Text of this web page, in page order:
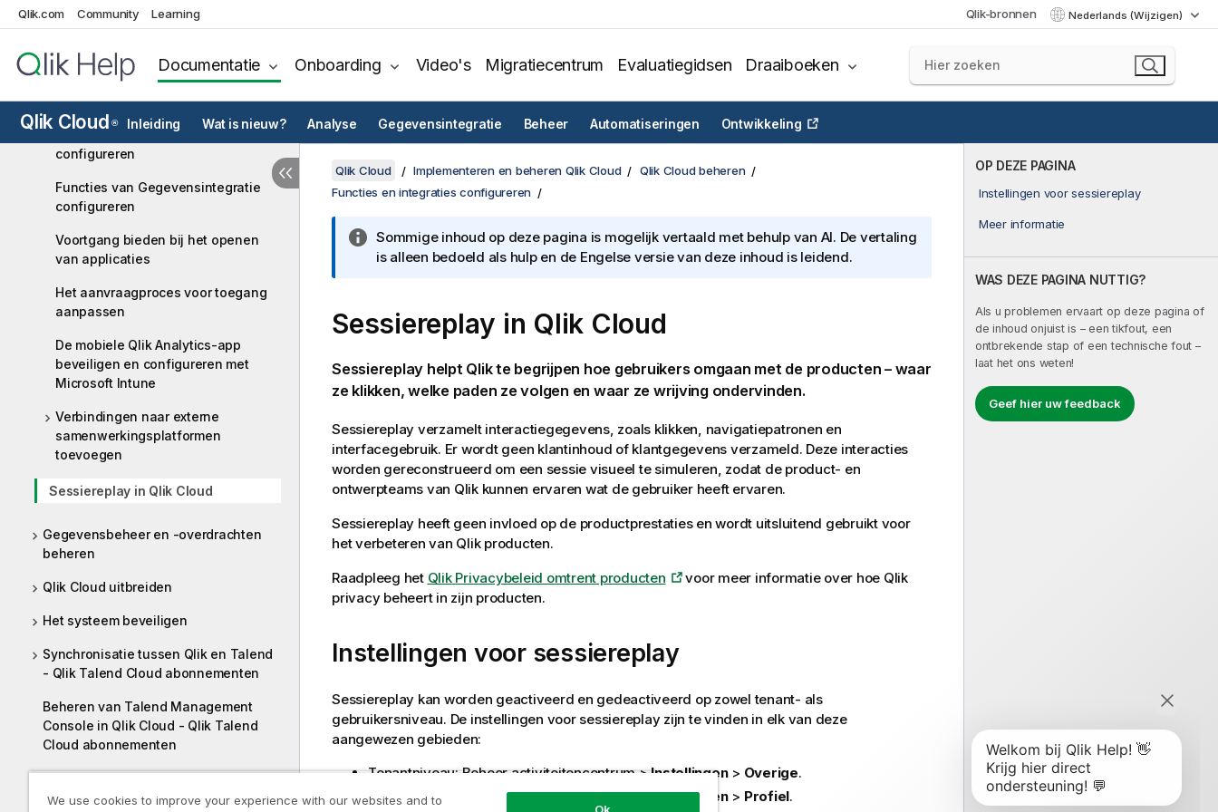
Qlik.com Community Learning Qlik-bronnen Nederlands (Wijzigen)
Documentatie Onboarding Video's Migratiecentrum Evaluatiegidsen Draaiboeken
Qlik Cloud ® Inleiding Wat is nieuw? Analyse Gegevensintegratie Beheer Automatiseringen Ontwikkeling
On-demand gegevens inschakelen
Metrische gebruiksgegevens voor
inhoud weergeven
Voorbeeldgrootte van gegevensset
configureren
Functies van Gegevensintegratie
configureren
Voortgang bieden bij het openen
van applicaties
Het aanvraagproces voor toegang
aanpassen
De mobiele Qlik Analytics-app
beveiligen en configureren met
Microsoft Intune
Verbindingen naar externe
samenwerkingsplatformen
toevoegen
Sessiereplay in Qlik Cloud
Gegevensbeheer en -overdrachten
beheren
Qlik Cloud uitbreiden
Het systeem beveiligen
Synchronisatie tussen Qlik en Talend
- Qlik Talend Cloud abonnementen
Beheren van Talend Management
Console in Qlik Cloud - Qlik Talend
Cloud abonnementen
Uw Qlik Cloud-abonnement beheren
OP DEZE PAGINA
Instellingen voor sessiereplay
Meer informatie
WAS DEZE PAGINA NUTTIG?
Als u problemen ervaart op deze pagina of
de inhoud onjuist is – een tikfout, een
ontbrekende stap of een technische fout –
laat het ons weten!
Geef hier uw feedback
Qlik Cloud Implementeren en beheren Qlik Cloud
Qlik Cloud beheren
Functies en integraties configureren
Sommige inhoud op deze pagina is mogelijk vertaald met behulp van AI. De vertaling
is alleen bedoeld als hulp en de Engelse versie van deze inhoud is leidend.
Sessiereplay in Qlik Cloud
Sessiereplay helpt Qlikte begrijpen hoe gebruikers omgaan met de producten – waar
ze klikken, welke paden ze volgen en waar ze wrijving ondervinden.
Sessiereplay verzamelt interactiegegevens, zoals klikken, navigatiepatronen en
interfacegebruik. Er wordt geen klantinhoud of klantgegevens verzameld. Deze interacties
worden gereconstrueerd om een sessie visueel te simuleren, zodat de product- en
ontwerpteams van Qlikkunnen ervaren wat de gebruiker heeft ervaren.
Sessiereplay heeft geen invloed op de productprestaties en wordt uitsluitend gebruikt voor
het verbeteren van Qlikproducten.
Raadpleeg het QlikPrivacybeleid omtrent producten voor meer informatie over hoe Qlik
privacy beheert in zijn producten.
Instellingen voor sessiereplay
Sessiereplay kan worden geactiveerd en gedeactiveerd op zowel tenant- als
gebruikersniveau. De instellingen voor sessiereplay zijn te vinden in elk van deze
aangewezen gebieden:
Tenantniveau:Beheeractiviteitencentrum >Instellingen> Overige.
Gebruikersniveau: Gebruikersprofielmenu >Instellingen> Profiel.
We use cookies to improve your experience with our websites and to